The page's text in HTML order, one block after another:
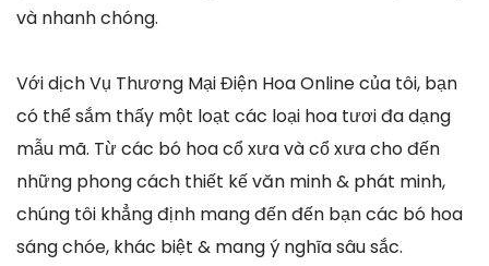
và nhanh chóng.
Với dịch Vụ Thương Mại Điện Hoa Online của tôi, bạn
có thể sắm thấy một loạt các loại hoa tươi đa dạng
mẫu mã. Từ các bó hoa cổ xưa và cổ xưa cho đến
những phong cách thiết kế văn minh & phát minh,
chúng tôi khẳng định mang đến đến bạn các bó hoa
sáng chóe, khác biệt & mang ý nghĩa sâu sắc.